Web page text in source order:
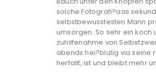
solche Fotografi?a­as
selbstbewusstesten Mann
umsorgen. So sehr ein koch
zuhilfenahme von
abends hei?blutig via seine
herfallt, ist und bleibt mehr